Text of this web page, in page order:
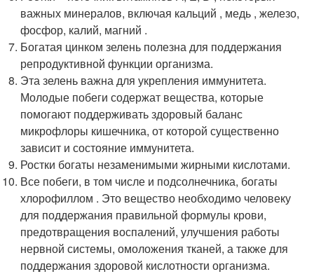
важных минералов, включая кальций , медь , железо,
фосфор, калий, магний .
Богатая цинком зелень полезна для поддержания
репродуктивной функции организма.
Эта зелень важна для укрепления иммунитета.
Молодые побеги содержат вещества, которые
помогают поддерживать здоровый баланс
микрофлоры кишечника, от которой существенно
зависит и состояние иммунитета.
Ростки богаты незаменимыми жирными кислотами.
Все побеги, в том числе и подсолнечника, богаты
хлорофиллом . Это вещество необходимо человеку
для поддержания правильной формулы крови,
предотвращения воспалений, улучшения работы
нервной системы, омоложения тканей, а также для
поддержания здоровой кислотности организма.